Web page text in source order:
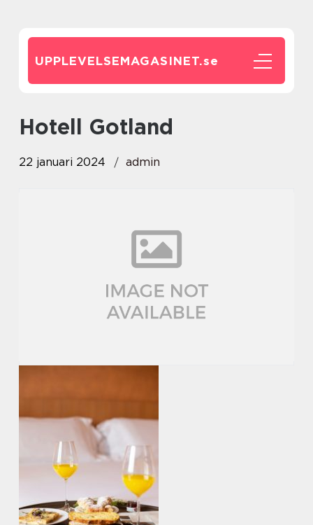
UPPLEVELSEMAGASINET.se
Hotell Gotland
22 januari 2024 admin